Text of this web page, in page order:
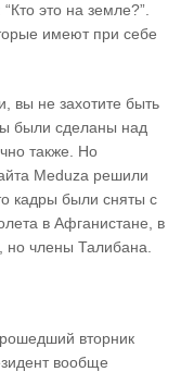
это на земле?”.
имеют при себе
вы не захотите быть
были сделаны над
также. Но
Meduza решили
кадры были сняты с
в Афганистане, в
но члены Талибана.
вторник
вообще